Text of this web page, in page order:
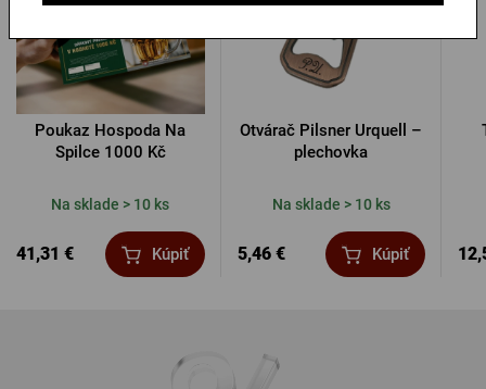
Poukaz Hospoda Na
Spilce 1000 Kč
Na sklade > 10 ks
41,31 € Kúpiť
Otvárač Pilsner Urquell –
plechovka
Na sklade > 10 ks
5,46 € Kúpiť